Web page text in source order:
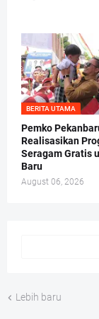
BERITA UTAMA
Pemko
Realisasikan
Seragam Gratis
Baru
August 06, 2026
Lebih baru